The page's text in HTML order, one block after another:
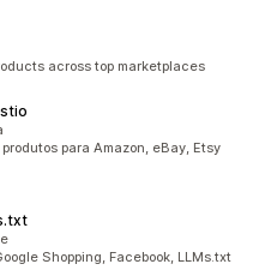
across top marketplaces
para Amazon, eBay, Etsy
Shopping, Facebook, LLMs.txt